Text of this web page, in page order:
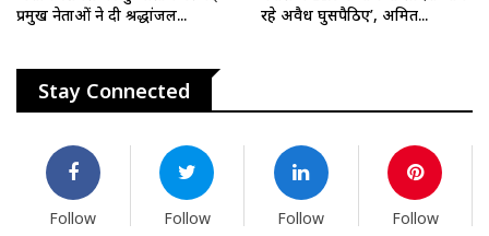
प्रमुख नेताओं ने दी श्रद्धांजल...
रहे अवैध घुसपैठिए’, अमित...
Stay Connected
Follow Follow Follow Follow